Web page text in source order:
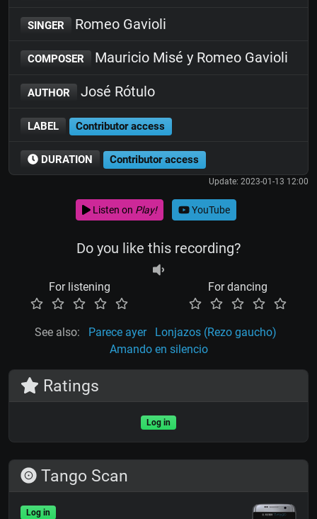
SINGER Romeo Gavioli
COMPOSER Mauricio Misé y Romeo Gavioli
AUTHOR José Rótulo
LABEL Contributor access
DURATION Contributor access
Update: 2023-01-13 12:00
Listen on Play! YouTube
Do you like this recording?
For listening For dancing
See also: Parece ayer
Lonjazos (Rezo gaucho)
Amando en silencio
Ratings
Log in
Tango Scan
Log in